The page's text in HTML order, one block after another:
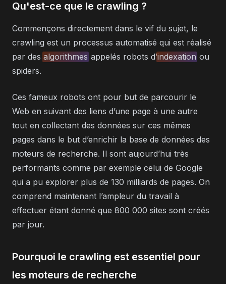
Qu'est-ce que le crawling ?
Commençons directement dans le vif du sujet, le
crawling est un processus automatisé qui est réalisé
par des algorithmes appelés robots d’indexation ou
spiders.
Ces fameux robots ont pour but de parcourir le
Web en suivant des liens d’une page à une autre
tout en collectant des données sur ces mêmes
pages dans le but d’enrichir la base de données des
moteurs de recherche. Il sont aujourd’hui très
performants comme par exemple celui de Google
qui a pu explorer plus de 130 milliards de pages. On
comprend maintenant l’ampleur du travail à
effectuer étant donné que 800 000 sites sont créés
par jour.
Pourquoi le crawling est essentiel pour
les moteurs de recherche